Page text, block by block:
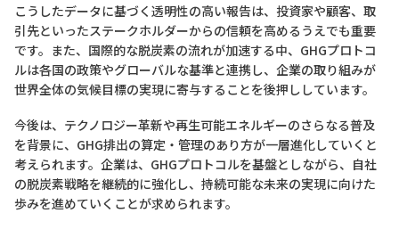
こうしたデータに基づく透明性の高い報告は、投資家や顧客、取
引先といったステークホルダーからの信頼を高めるうえでも重要
です。また、国際的な脱炭素の流れが加速する中、GHGプロトコ
ルは各国の政策やグローバルな基準と連携し、企業の取り組みが
世界全体の気候目標の実現に寄与することを後押ししています。
今後は、テクノロジー革新や再生可能エネルギーのさらなる普及
を背景に、GHG排出の算定・管理のあり方が一層進化していくと
考えられます。企業は、GHGプロトコルを基盤としながら、自社
の脱炭素戦略を継続的に強化し、持続可能な未来の実現に向けた
歩みを進めていくことが求められます。